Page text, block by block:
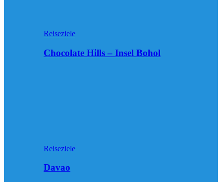
Reiseziele
Chocolate Hills – Insel Bohol
Reiseziele
Davao